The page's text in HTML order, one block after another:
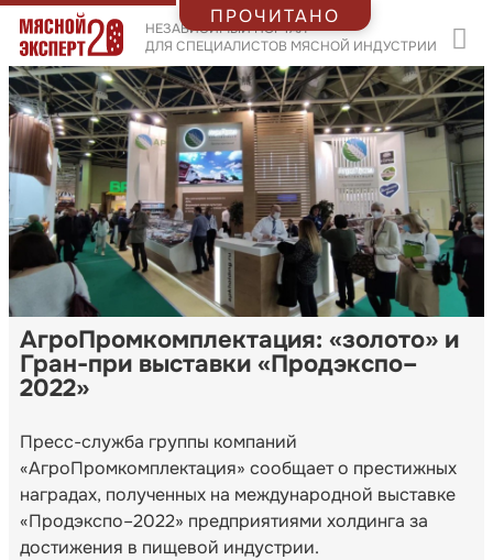
НЕЗАВИСИМЫЙ ПОРТАЛ
ДЛЯ СПЕЦИАЛИСТОВ МЯСНОЙ ИНДУСТРИИ
АгроПромкомплектация: «золото» и
Гран-при выставки «Продэкспо–
2022»
Пресс-служба группы компаний
«АгроПромкомплектация» сообщает о престижных
наградах, полученных на международной выставке
«Продэкспо–2022» предприятиями холдинга за
достижения в пищевой индустрии.
ПРОЧИТАНО